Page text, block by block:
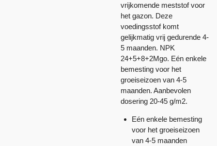
vrijkomende meststof voor
het gazon. Deze
voedingsstof komt
gelijkmatig vrij gedurende 4-
5 maanden. NPK
24+5+8+2Mgo. Eén enkele
bemesting voor het
groeiseizoen van 4-5
maanden. Aanbevolen
dosering 20-45 g/m2.
Eén enkele bemesting
voor het groeiseizoen
van 4-5 maanden